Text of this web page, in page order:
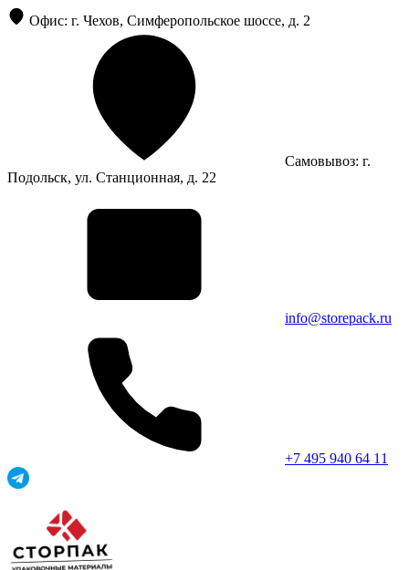
Офис: г. Чехов, Симферопольское шоссе, д. 2
Самовывоз: г.
Подольск, ул. Станционная, д. 22
info@storepack.ru
+7 495 940 64 11